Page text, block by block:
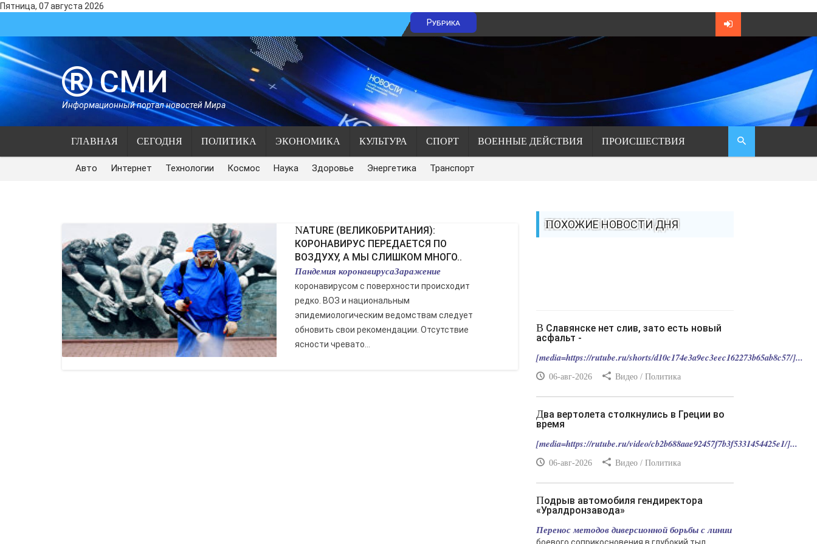
Пятница, 07 августа 2026
Рубрика
СМИ
Информационный портал новостей Мира
ГЛАВНАЯ СЕГОДНЯ ПОЛИТИКА ЭКОНОМИКА КУЛЬТУРА СПОРТ ВОЕННЫЕ ДЕЙСТВИЯ ПРОИСШЕСТВИЯ
Авто Интернет Технологии Космос Наука Здоровье Энергетика Транспорт
NATURE (ВЕЛИКОБРИТАНИЯ):
КОРОНАВИРУС ПЕРЕДАЕТСЯ ПО
ВОЗДУХУ, А МЫ СЛИШКОМ МНОГО..
Пандемия коронавирусаЗаражение
коронавирусом с поверхности происходит
редко. ВОЗ и национальным
эпидемиологическим ведомствам следует
обновить свои рекомендации. Отсутствие
ясности чревато...
ПОХОЖИЕ НОВОСТИ ДНЯ
В Славянске нет слив, зато есть новый
асфальт -
[media=https://rutube.ru/shorts/d10c174e3a9ec3eec162273b65ab8c57/]...
06-авг-2026 Видео / Политика
Два вертолета столкнулись в Греции во
время
[media=https://rutube.ru/video/cb2b688aae92457f7b3f5331454425e1/]...
06-авг-2026 Видео / Политика
Подрыв автомобиля гендиректора
«Уралдронзавода»
Перенос методов диверсионной борьбы с линии